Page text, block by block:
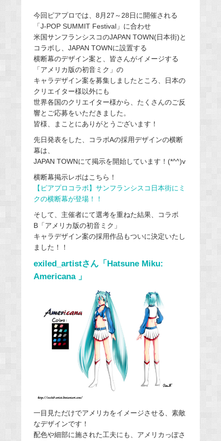
今回ピアプロでは、8月27～28日に開催される
「J-POP SUMMIT Festival」に合わせ
米国サンフランシスコのJAPAN TOWN(日本街)と
コラボし、JAPAN TOWNに設置する
横断幕のデザイン案と、皆さんがイメージする
「アメリカ版の初音ミク」の
キャラデザイン案を募集しましたところ、日本の
クリエイター様以外にも
世界各国のクリエイター様から、たくさんのご反
響とご応募をいただきました。
皆様、まことにありがとうございます！
先日発表をした、コラボAの採用デザインの横断
幕は、
JAPAN TOWNにて掲示を開始しています！(*^^)v
横断幕掲示レポはこちら！
【ピアプロコラボ】サンフランシスコ日本街にミ
クの横断幕が登場！！
そして、主催者にて選考を重ねた結果、コラボ
B「アメリカ版の初音ミク」
キャラデザイン案の採用作品もついに決定いたし
ました！！
exiled_artistさん「Hatsune Miku:
Americana 」
一目見ただけでアメリカをイメージさせる、素敵
なデザインです！
配色や細部に施された工夫にも、アメリカっぽさ